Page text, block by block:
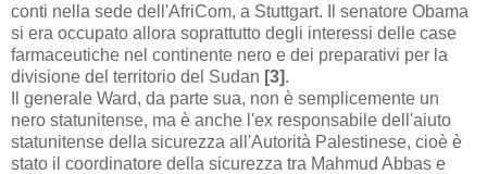
conti nella sede dell'AfriCom, a Stuttgart. Il senatore Obama
si era occupato allora soprattutto degli interessi delle case
farmaceutiche nel continente nero e dei preparativi per la
divisione del territorio del Sudan [3].
Il generale Ward, da parte sua, non è semplicemente un
nero statunitense, ma è anche l'ex responsabile dell'aiuto
statunitense della sicurezza all'Autorità Palestinese, cioè è
stato il coordinatore della sicurezza tra Mahmud Abbas e